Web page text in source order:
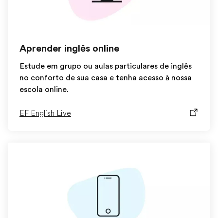
Aprender inglês online
Estude em grupo ou aulas particulares de inglês
no conforto de sua casa e tenha acesso à nossa
escola online.
EF English Live